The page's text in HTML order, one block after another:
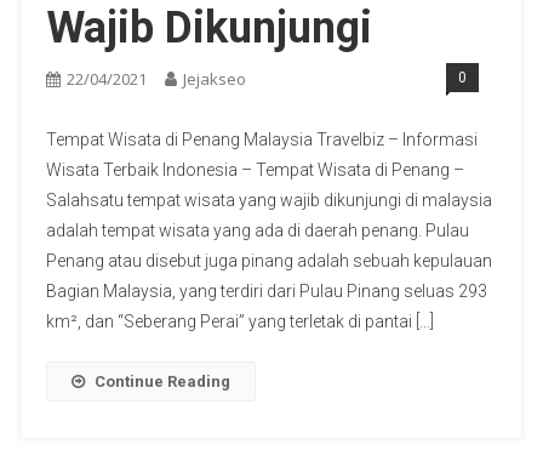
Wajib Dikunjungi
22/04/2021 Jejakseo 0
Tempat Wisata di Penang Malaysia Travelbiz – Informasi
Wisata Terbaik Indonesia – Tempat Wisata di Penang –
Salahsatu tempat wisata yang wajib dikunjungi di malaysia
adalah tempat wisata yang ada di daerah penang. Pulau
Penang atau disebut juga pinang adalah sebuah kepulauan
Bagian Malaysia, yang terdiri dari Pulau Pinang seluas 293
km², dan “Seberang Perai” yang terletak di pantai […]
Continue Reading